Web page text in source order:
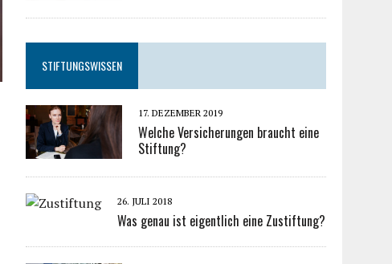
STIFTUNGSWISSEN
17. DEZEMBER 2019
Welche Versicherungen braucht eine
Stiftung?
26. JULI 2018
Was genau ist eigentlich eine Zustiftung?